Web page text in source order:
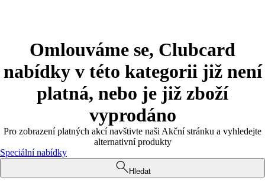
Omlouváme se, Clubcard
nabídky v této kategorii již není
platná, nebo je již zboží
vyprodáno
Pro zobrazení platných akcí navštivte naši Akční stránku a vyhledejte
alternativní produkty
Speciální nabídky
Hledat